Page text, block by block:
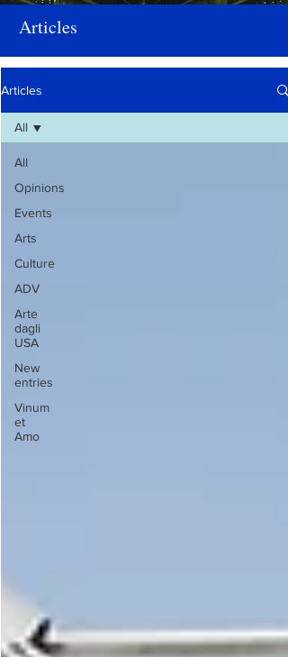
Articles
Articles
All
Opinions
Events
Arts
Culture
ADV
Arte
dagli
USA
New
entries
Vinum
et
Amo
All